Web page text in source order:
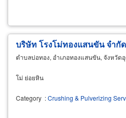
บริษัท โรงโม่ทองแสนขัน จำกัด
ตำบลบ่อทอง, อำเภอทองแสนขัน, จังหวัด
โม่ ย่อยหิน
Category :Crushing & Pulverizing